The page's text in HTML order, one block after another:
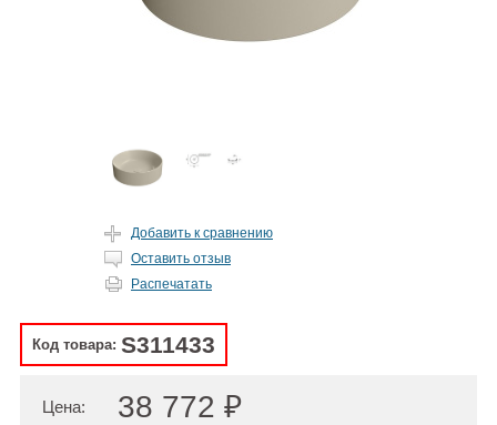
Добавить к сравнению
Оставить отзыв
Распечатать
Код товара: S311433
Цена: 38 772 ₽